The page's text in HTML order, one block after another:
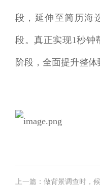
段，延伸至简历海
段。真正实现1秒钟
阶段，全面提升整体
上一篇：做背景调查时，